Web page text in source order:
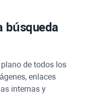
búsqueda
de todos los
enlaces
internas y